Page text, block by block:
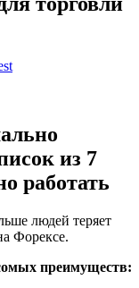
из 7
работать
людей теряет
Форексе.
преимуществ: